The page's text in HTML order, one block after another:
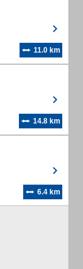
11.0 km
14.8 km
6.4 km